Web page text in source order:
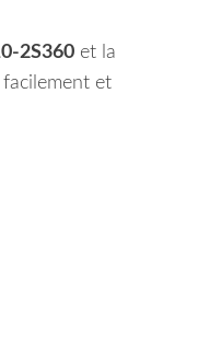
2S360 et la
et